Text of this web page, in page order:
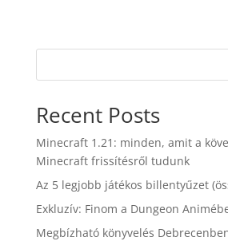
Recent Posts
Minecraft 1.21: minden, amit a
Minecraft frissítésről tudunk
Az 5 legjobb játékos billentyűzet
Exkluzív: Finom a Dungeon
Megbízható könyvelés